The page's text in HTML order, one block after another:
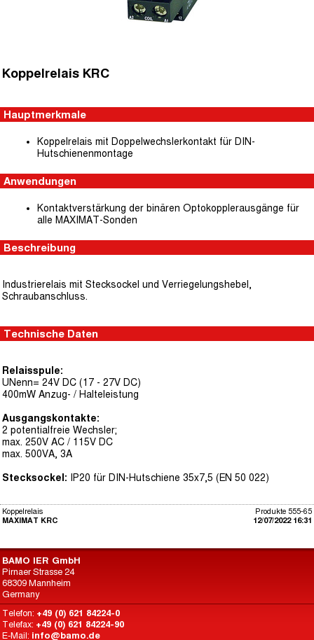
Koppelrelais KRC
Hauptmerkmale
Koppelrelais mit Doppelwechslerkontakt für DIN-
Hutschienenmontage
Anwendungen
Kontaktverstärkung der binären Optokopplerausgänge für
alle MAXIMAT-Sonden
Beschreibung
Industrierelais mit Stecksockel und Verriegelungshebel,
Schraubanschluss.
Technische Daten
Relaisspule:
UNenn= 24V DC (17 - 27V DC)
400mW Anzug- / Halteleistung
Ausgangskontakte:
2 potentialfreie Wechsler;
max. 250V AC / 115V DC
max. 500VA, 3A
Stecksockel: IP20 für DIN-Hutschiene 35x7,5 (EN 50 022)
Produkte 555-65
12/07/2022 16:31
Koppelrelais
MAXIMAT KRC
BAMO IER GmbH
Pirnaer Strasse 24
68309 Mannheim
Germany
Telefon: +49 (0) 621 84224-0
Telefax: +49 (0) 621 84224-90
E-Mail: info@bamo.de